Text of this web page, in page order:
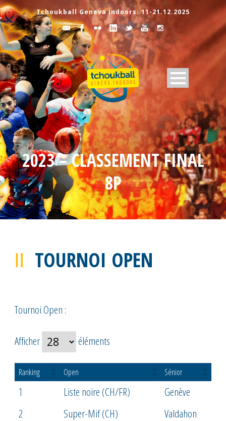
Tchoukball Geneva Indoors: 11-21.12.2025
2023 – CLASSEMENT FINAL
8P
TOURNOI OPEN
Tournoi Open :
Afficher éléments
Ranking Open Sénior
1 Liste noire (CH/FR)
Genève
2
Super-Mif (CH)
Valdahon